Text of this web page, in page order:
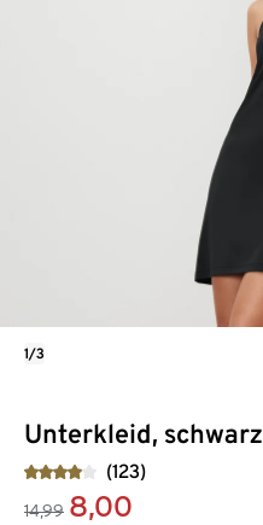
Unterkleid, schwarz
(123)
14,99 8,00
1/3